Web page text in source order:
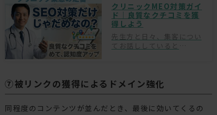
クリニックMEO対策ガイ
ド｜良質なクチコミを獲
得しよう
先生方と日々、集客につい
てお話ししていると
い」「MEOは専門業者に
任せた方がいいのだろう
に多くいただきます。 実
⑦被リンクの獲得によるドメイン強化
同程度のコンテンツが並んだとき、最後に効いてくるの